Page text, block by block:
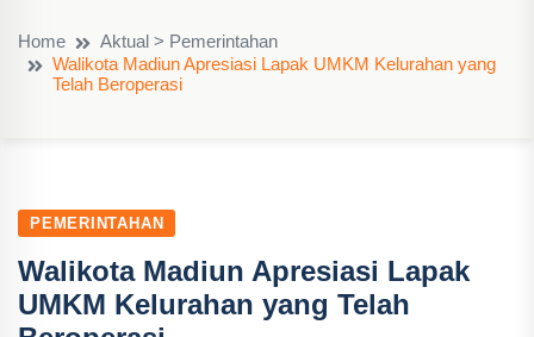
Home
Aktual > Pemerintahan
Walikota Madiun Apresiasi Lapak UMKM Kelurahan yang
Telah Beroperasi
PEMERINTAHAN
Walikota Madiun Apresiasi Lapak
UMKM Kelurahan yang Telah